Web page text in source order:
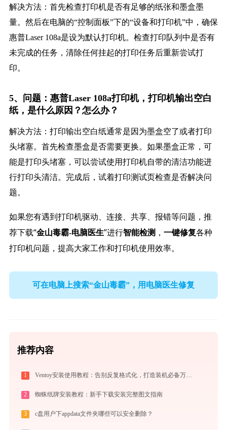
解决方法：首先检查打印机是否有足够的纸张和墨盒墨
量。然后在电脑的“控制面板”下的“设备和打印机”中，确保
惠普Laser 108a是设为默认打印机。检查打印队列中是否有
未完成的任务，清除任何挂起的打印任务后重新尝试打
印。
5、问题：惠普Laser 108a打印机，打印机输出空白
纸，是什么原因？怎么办？
解决方法：打印输出空白纸通常是因为墨盒空了或者打印
头堵塞。首先检查墨盒是否需要更换。如果墨盒正常，可
能是打印头堵塞，可以尝试使用打印机自带的清洁功能进
行打印头清洁。完成后，试着打印测试页检查是否解决问
题。
如果您有遇到打印机驱动、连接、共享、报错等问题，推
荐下载“金山毒霸-电脑医生”进行智能检测， 一键修复各种
打印机问题，提高大家工作和打印机使用效率。
可在电脑上搜索“金山毒霸”，用电脑医生修复
推荐内容
1 Ventoy安装使用教程：告别反复格式化，打造装机必备万能U盘启动盘
2 蜘蛛纸牌安装教程：新手下载安装完整图文指南
3 c盘用户下appdata文件夹哪些可以安全删除？